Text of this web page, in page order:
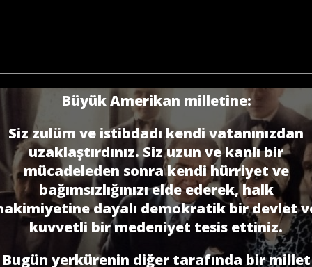
Büyük Amerikan milletine:
Siz zulüm ve istibdadı kendi vatanınızdan
uzaklaştırdınız. Siz uzun ve kanlı bir
mücadeleden sonra kendi hürriyet ve
bağımsızlığınızı elde ederek, halk
dayalı demokratik bir devlet
kuvvetli bir medeniyet tesis ettiniz.
Bugün yerkürenin diğer tarafında bir millet